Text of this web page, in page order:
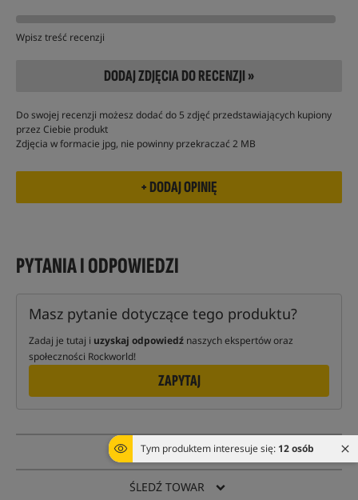
Tym produktem interesuje się: 12 osób
Wpisz treść recenzji
DODAJ ZDJĘCIA DO RECENZJI »
Do swojej recenzji możesz dodać do 5 zdjęć przedstawiających kupiony
przez Ciebie produkt
Zdjęcia w formacie jpg, nie powinny przekraczać 2 MB
PYTANIA I ODPOWIEDZI
Masz pytanie dotyczące tego produktu?
Zadaj je tutaj i uzyskaj odpowiedź naszych ekspertów oraz
społeczności Rockworld!
ZAPYTAJ
PYTANIE O TOWAR
ŚLEDŹ TOWAR